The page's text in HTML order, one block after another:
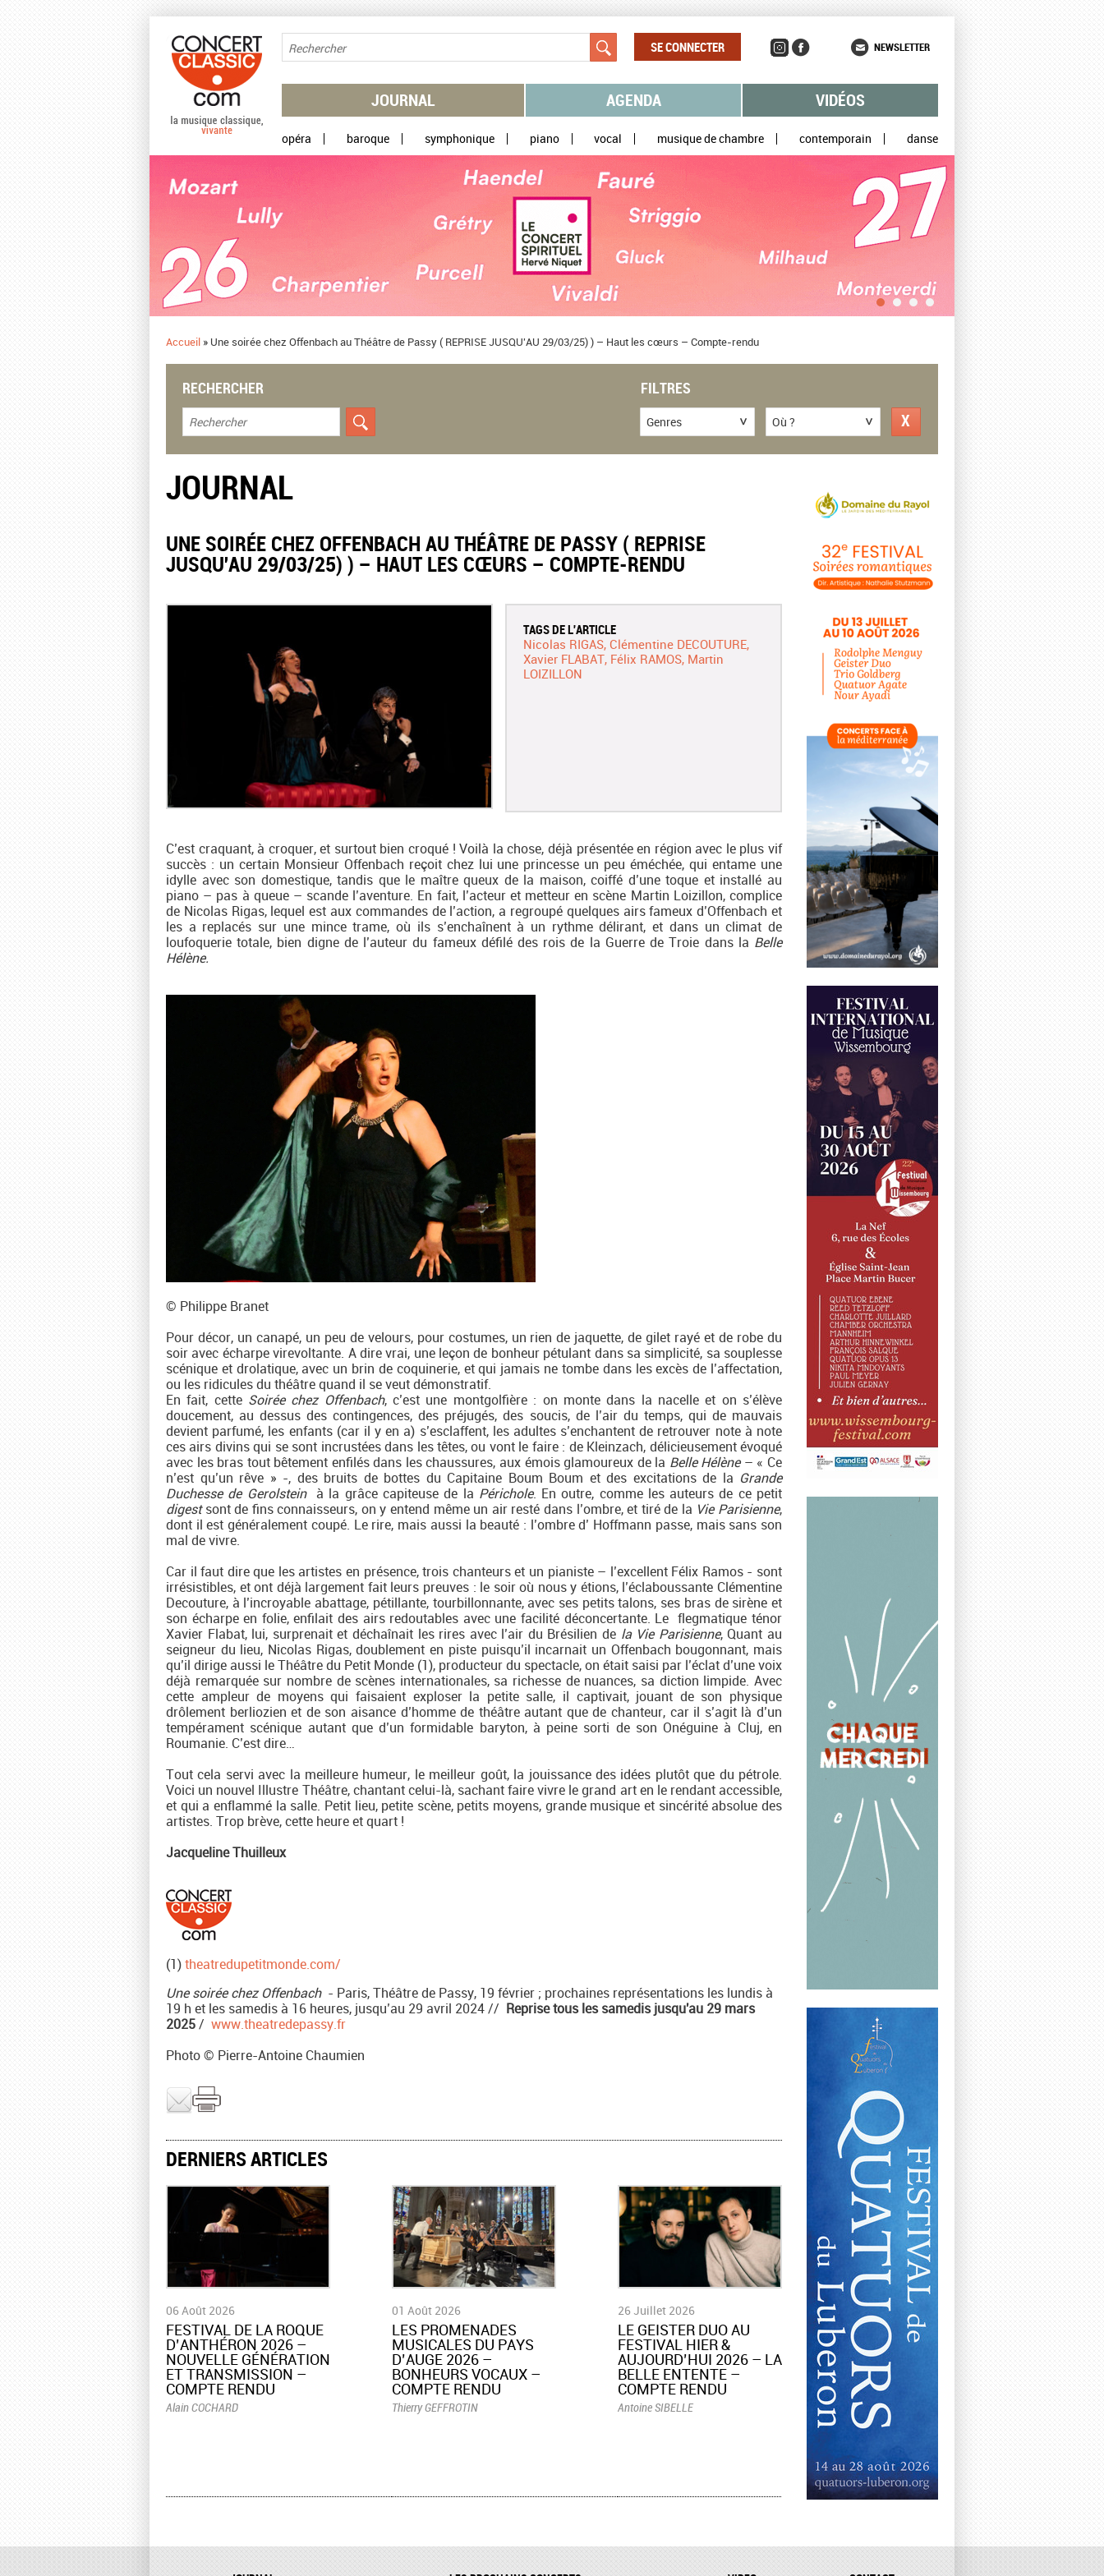
SE CONNECTER NEWSLETTER
JOURNAL AGENDA VIDÉOS
opéra baroque symphonique piano vocal musique de chambre contemporain danse
Accueil » Une soirée chez Offenbach au Théâtre de Passy ( REPRISE JUSQU'AU 29/03/25) ) – Haut les cœurs – Compte-rendu
RECHERCHER FILTRES
Genres Où ?
JOURNAL
UNE SOIRÉE CHEZ OFFENBACH AU THÉÂTRE DE PASSY ( REPRISE
JUSQU'AU 29/03/25) ) – HAUT LES CŒURS – COMPTE-RENDU
TAGS DE L'ARTICLE
Nicolas RIGAS Clémentine DECOUTURE
Xavier FLABAT Félix RAMOS Martin
LOIZILLON
C’est craquant, à croquer, et surtout bien croqué ! Voilà la chose, déjà présentée en région avec le plus vif
succès : un certain Monsieur Offenbach reçoit chez lui une princesse un peu éméchée, qui entame une
idylle avec son domestique, tandis que le maître queux de la maison, coiffé d’une toque et installé au
piano – pas à queue – scande l’aventure. En fait, l’acteur et metteur en scène Martin Loizillon, complice
de Nicolas Rigas, lequel est aux commandes de l’action, a regroupé quelques airs fameux d’Offenbach et
les a replacés sur une mince trame, où ils s’enchaînent à un rythme délirant, et dans un climat de
loufoquerie totale, bien digne de l’auteur du fameux défilé des rois de la Guerre de Troie dans la Belle
Hélène.
© Philippe Branet
Pour décor, un canapé, un peu de velours, pour costumes, un rien de jaquette, de gilet rayé et de robe du
soir avec écharpe virevoltante. A dire vrai, une leçon de bonheur pétulant dans sa simplicité, sa souplesse
scénique et drolatique, avec un brin de coquinerie, et qui jamais ne tombe dans les excès de l’affectation,
ou les ridicules du théâtre quand il se veut démonstratif.
En fait, cette Soirée chez Offenbach, c’est une montgolfière : on monte dans la nacelle et on s’élève
doucement, au dessus des contingences, des préjugés, des soucis, de l’air du temps, qui de mauvais
devient parfumé, les enfants (car il y en a) s’esclaffent, les adultes s’enchantent de retrouver note à note
ces airs divins qui se sont incrustées dans les têtes, ou vont le faire : de Kleinzach, délicieusement évoqué
avec les bras tout bêtement enfilés dans les chaussures, aux émois glamoureux de la Belle Hélène– « Ce
n’est qu’un rêve » -, des bruits de bottes du Capitaine Boum Boum et des excitations de la Grande
Duchesse de Gerolsteinà la grâce capiteuse de la Périchole. En outre, comme les auteurs de ce petit
digestsont de fins connaisseurs, on y entend même un air resté dans l’ombre, et tiré de la Vie Parisienne,
dont il est généralement coupé. Le rire, mais aussi la beauté : l’ombre d’ Hoffmann passe, mais sans son
mal de vivre.
Car il faut dire que les artistes en présence, trois chanteurs et un pianiste – l’excellent Félix Ramos - sont
irrésistibles, et ont déjà largement fait leurs preuves : le soir où nous y étions, l’éclaboussante Clémentine
Decouture, à l’incroyable abattage, pétillante, tourbillonnante, avec ses petits talons, ses bras de sirène et
son écharpe en folie, enfilait des airs redoutables avec une facilité déconcertante. Le flegmatique ténor
Xavier Flabat, lui, surprenait et déchaînait les rires avec l’air du Brésilien de la Vie Parisienne, Quant au
seigneur du lieu, Nicolas Rigas, doublement en piste puisqu’il incarnait un Offenbach bougonnant, mais
qu’il dirige aussi le Théâtre du Petit Monde (1), producteur du spectacle, on était saisi par l’éclat d’une voix
déjà remarquée sur nombre de scènes internationales, sa richesse de nuances, sa diction limpide. Avec
cette ampleur de moyens qui faisaient exploser la petite salle, il captivait, jouant de son physique
drôlement berliozien et de son aisance d’homme de théâtre autant que de chanteur, car il s’agit là d’un
tempérament scénique autant que d’un formidable baryton, à peine sorti de son Onéguine à Cluj, en
Roumanie. C’est dire…
Tout cela servi avec la meilleure humeur, le meilleur goût, la jouissance des idées plutôt que du pétrole.
Voici un nouvel Illustre Théâtre, chantant celui-là, sachant faire vivre le grand art en le rendant accessible,
et qui a enflammé la salle. Petit lieu, petite scène, petits moyens, grande musique et sincérité absolue des
artistes. Trop brève, cette heure et quart !
Jacqueline Thuilleux
(1)theatredupetitmonde.com/
Une soirée chez Offenbach- Paris, Théâtre de Passy, 19 février ; prochaines représentations les lundis à
19 h et les samedis à 16 heures, jusqu’au 29 avril 2024 // Reprise tous les samedis jusqu'au 29 mars
2025/ www.theatredepassy.fr
Photo © Pierre-Antoine Chaumien
DERNIERS ARTICLES
06 Août 2026
​FESTIVAL DE LA ROQUE
D’ANTHÉRON 2026 –
NOUVELLE GÉNÉRATION
ET TRANSMISSION –
COMPTE RENDU
Alain COCHARD
01 Août 2026
LES PROMENADES
MUSICALES DU PAYS
D’AUGE 2026 –
BONHEURS VOCAUX –
COMPTE RENDU
Thierry GEFFROTIN
26 Juillet 2026
LE GEISTER DUO AU
FESTIVAL HIER &
AUJOURD’HUI 2026 – LA
BELLE ENTENTE –
COMPTE RENDU
Antoine SIBELLE